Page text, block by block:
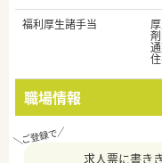
福利厚生諸手当
職場情報
求人票に書き